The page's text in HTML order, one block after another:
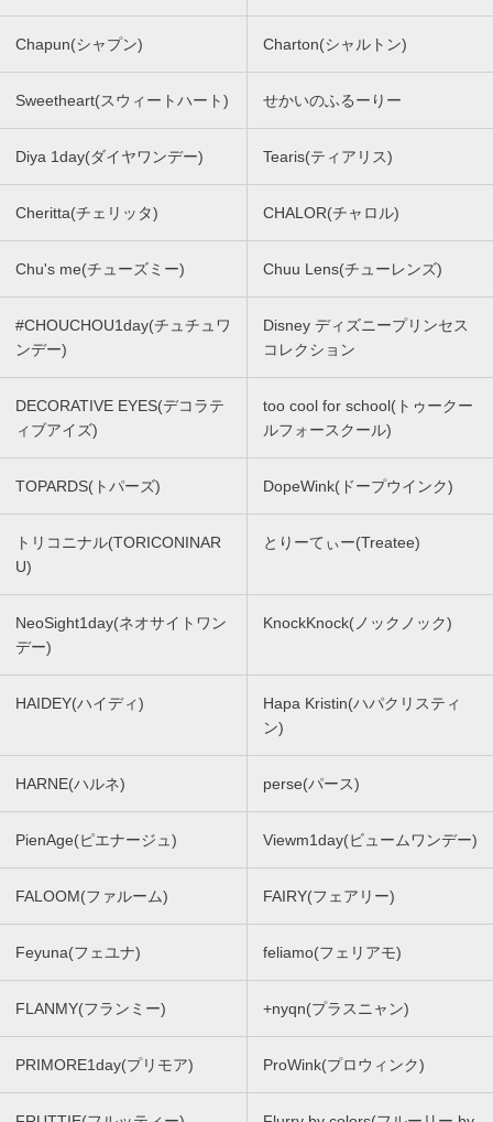
Chapun(シャプン) Charton(シャルトン)
Sweetheart(スウィートハート) せかいのふるーりー
Diya 1day(ダイヤワンデー) Tearis(ティアリス)
Cheritta(チェリッタ) CHALOR(チャロル)
Chu's me(チューズミー) Chuu Lens(チューレンズ)
#CHOUCHOU1day(チュチュワ
ンデー)
Disney ディズニープリンセス
コレクション
DECORATIVE EYES(デコラテ
ィブアイズ)
too cool for school(トゥークー
ルフォースクール)
TOPARDS(トパーズ) DopeWink(ドープウインク)
トリコニナル(TORICONINAR
U)
とりーてぃー(Treatee)
NeoSight1day(ネオサイトワン
デー)
KnockKnock(ノックノック)
HAIDEY(ハイディ)
Hapa Kristin(ハパクリスティ
ン)
HARNE(ハルネ) perse(パース)
PienAge(ピエナージュ) Viewm1day(ビュームワンデー)
FALOOM(ファルーム) FAIRY(フェアリー)
Feyuna(フェユナ) feliamo(フェリアモ)
FLANMY(フランミー) +nyqn(プラスニャン)
PRIMORE1day(プリモア) ProWink(プロウィンク)